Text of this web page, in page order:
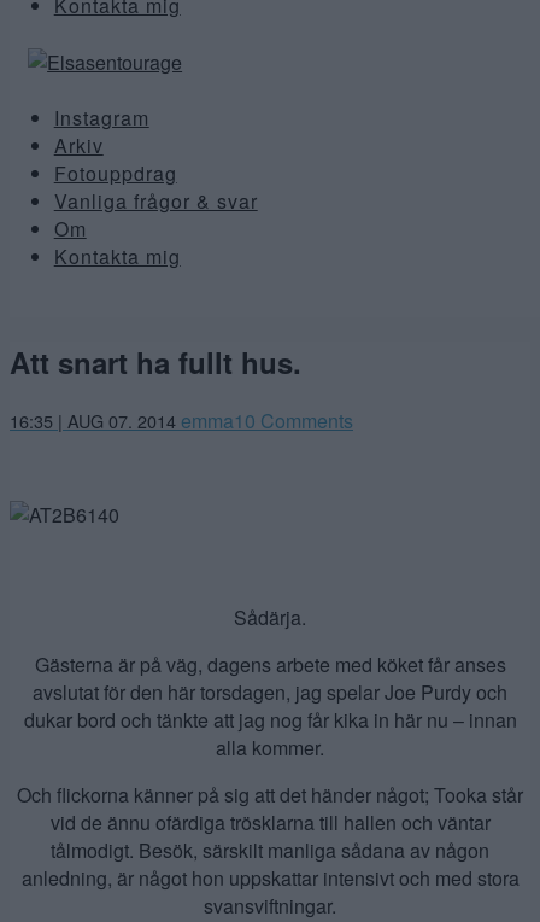
Kontakta mig
Instagram
Arkiv
Fotouppdrag
Vanliga frågor & svar
Om
Kontakta mig
Att snart ha fullt hus.
16:35 | AUG 07. 2014 emma10 Comments
Sådärja.
Gästerna är på väg, dagens arbete med köket får anses
avslutat för den här torsdagen, jag spelar Joe Purdy och
dukar bord och tänkte att jag nog får kika in här nu – innan
alla kommer.
Och flickorna känner på sig att det händer något; Tooka står
vid de ännu ofärdiga trösklarna till hallen och väntar
tålmodigt. Besök, särskilt manliga sådana av någon
anledning, är något hon uppskattar intensivt och med stora
svansviftningar.